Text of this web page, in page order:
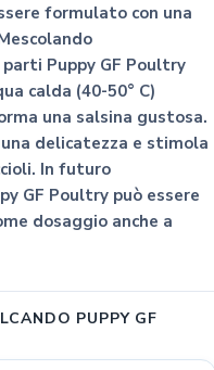
formulato con una
Puppy GF Poultry
calda (40-50° C)
una salsina gustosa.
delicatezza e stimola
In futuro
GF Poultry può essere
dosaggio anche a
PUPPY GF